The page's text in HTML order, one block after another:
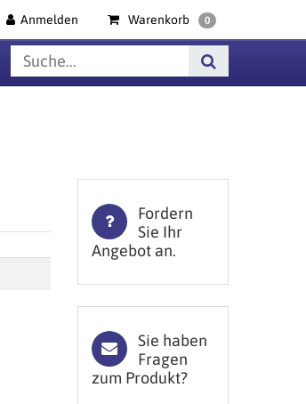
Anmelden Warenkorb 0
Fordern
Sie Ihr
Angebot an.
Sie haben
Fragen
zum Produkt?